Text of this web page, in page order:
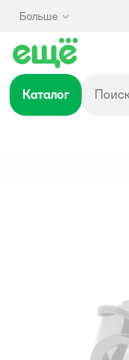
Больше
Каталог